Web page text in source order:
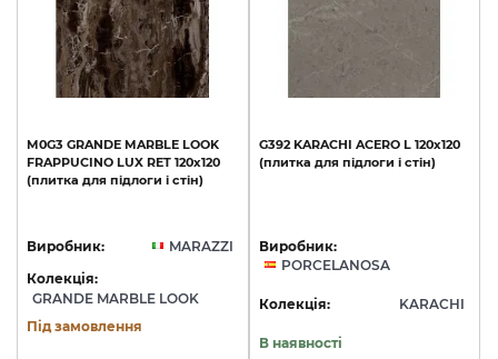
M0G3 GRANDE MARBLE LOOK
FRAPPUCINO LUX RET 120х120
(плитка для підлоги і стін)
Виробник:
MARAZZI
Колекція:
GRANDE MARBLE LOOK
Під замовлення
G392 KARACHI ACERO L 120x120
(плитка для підлоги і стін)
Виробник:
PORCELANOSA
Колекція: KARACHI
В наявності